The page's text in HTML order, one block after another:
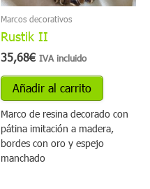
Marcos decorativos
Rustik II
35,68€ IVA incluido
Añadir al carrito
Marco de resina decorado con
pátina imitación a madera,
bordes con oro y espejo
manchado